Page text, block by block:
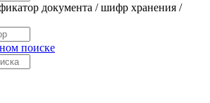
документа / шифр хранения /
поиске